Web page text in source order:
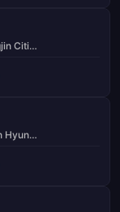
Dangjin Citizen
Ulsan Hyundai FC